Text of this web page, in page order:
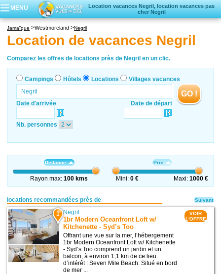
MENU
Location vacances Negril, location vacances pas
cher Negril
Locations vacances
Villages vacances
Jamaïque Westmoreland Negril
Location de vacances Negril
Comparez les offres de locations près de Negril en un clic.
Campings Hôtels Locations Villages vacances
Date d'arrivée Date de départ
GO !
Nb. personnes
Distance
Rayon max:100 kms
Prix
Mini:0 € Maxi: 1000 €
locations recommandées près de
1 Negril
1br Modern Oceanfront Loft w/
Kitchenette - Syd’s Too
Offrant une vue sur la mer, l’hébergement
1br Modern Oceanfront Loft w/ Kitchenette
- Syd’s Too comprend un jardin et un
balcon, à environ 1,1 km de ce lieu
d’intérêt : Seven Mile Beach. Situé en bord
de mer ...
VOIR
L'OFFRE
Suivant